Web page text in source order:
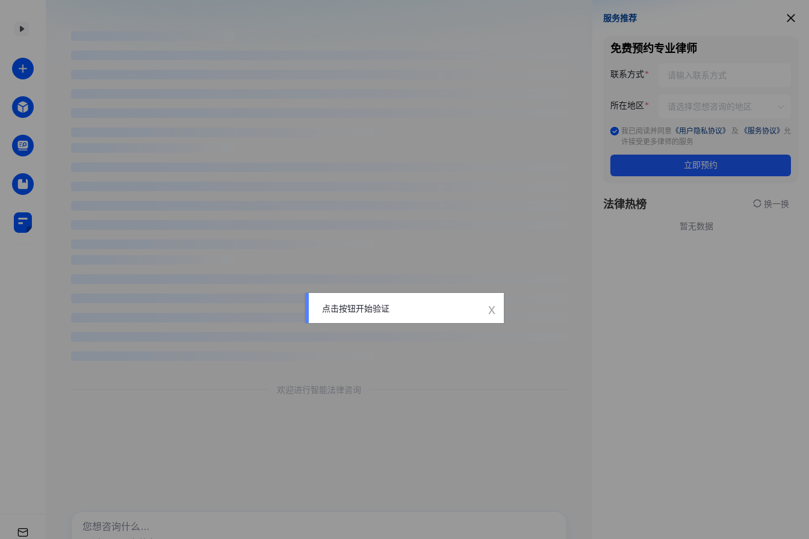
欢迎进行智能法律咨询
服务推荐
服务推荐
免费预约专业律师
联系方式
所在地区
我已阅读并同意 《用户隐私协议》 及 《服务协议》 允
许接受更多律师的服务
立即预约
法律热榜 换一换
暂无数据
点击按钮开始验证 x